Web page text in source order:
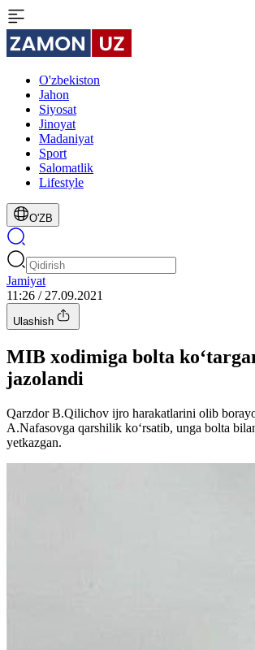
O'zbekiston
Jahon
Siyosat
Jinoyat
Madaniyat
Sport
Salomatlik
Lifestyle
O'ZB
Jamiyat
11:26 / 27.09.2021
Ulashish
MIB xodimiga bolta
jazolandi
Qarzdor B.Qilichov ijro harakatlarini olib
A.Nafasovga qarshilik ko‘rsatib, unga bolta
yetkazgan.